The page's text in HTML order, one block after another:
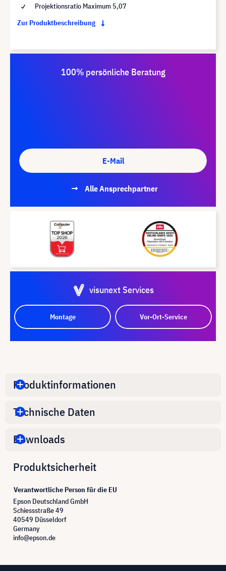
Projektionsratio Maximum 5,07
Zur Produktbeschreibung
100% persönliche Beratung
E-Mail
Alle Ansprechpartner
visunext Services
Montage Vor-Ort-Service
Produktinformationen
Technische Daten
Downloads
Produktsicherheit
Verantwortliche Person für die EU
Epson Deutschland GmbH
Schiessstraße 49
40549 Düsseldorf
Germany
info@epson.de